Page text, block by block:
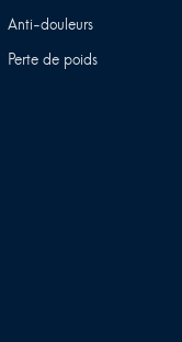
Anti-douleurs
Perte de poids